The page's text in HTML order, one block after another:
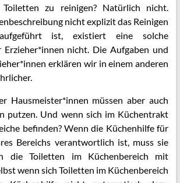
zu reinigen? Natürlich nicht.
nicht explizit das Reinigen
ist, existiert eine solche
nicht. Die Aufgaben und
erklären wir in einem anderen
Hausmeister*innen müssen aber auch
putzen. Und wenn sich im Küchentrakt
befinden? Wenn die Küchenhilfe für
Bereichs verantwortlich ist, muss sie
die Toiletten im Küchenbereich mit
wenn sich Toiletten im Küchenbereich